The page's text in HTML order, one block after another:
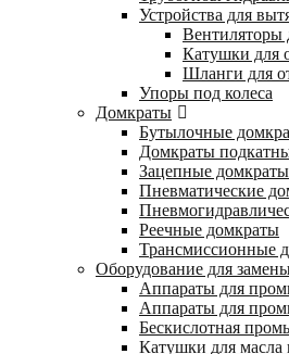
Устройства для
Вентиляторы
Катушки для
Шланги для
Упоры под колеса
Домкраты
Бутылочные
Домкраты
Зацепные домкраты
Пневматические
Реечные домкраты
Трансмиссионные
Оборудование для
Аппараты для
Аппараты для
Бескислотная
Катушки для масла